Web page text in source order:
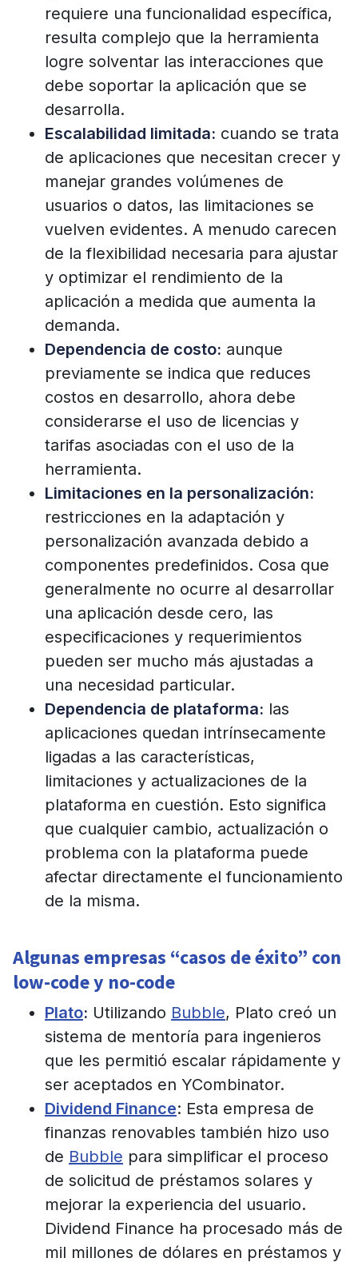
requiere una funcionalidad específica,
resulta complejo que la herramienta
logre solventar las interacciones que
debe soportar la aplicación que se
desarrolla.
Escalabilidad limitada: cuando se trata
de aplicaciones que necesitan crecer y
manejar grandes volúmenes de
usuarios o datos, las limitaciones se
vuelven evidentes. A menudo carecen
de la flexibilidad necesaria para ajustar
y optimizar el rendimiento de la
aplicación a medida que aumenta la
demanda.
Dependencia de costo: aunque
previamente se indica que reduces
costos en desarrollo, ahora debe
considerarse el uso de licencias y
tarifas asociadas con el uso de la
herramienta.
Limitaciones en la personalización:
restricciones en la adaptación y
personalización avanzada debido a
componentes predefinidos. Cosa que
generalmente no ocurre al desarrollar
una aplicación desde cero, las
especificaciones y requerimientos
pueden ser mucho más ajustadas a
una necesidad particular.
Dependencia de plataforma: las
aplicaciones quedan intrínsecamente
ligadas a las características,
limitaciones y actualizaciones de la
plataforma en cuestión. Esto significa
que cualquier cambio, actualización o
problema con la plataforma puede
afectar directamente el funcionamiento
de la misma.
Algunas empresas “casos de éxito” con
low-code y no-code
Plato: Utilizando Bubble, Plato creó un
sistema de mentoría para ingenieros
que les permitió escalar rápidamente y
ser aceptados en YCombinator.
Dividend Finance: Esta empresa de
finanzas renovables también hizo uso
de Bubble para simplificar el proceso
de solicitud de préstamos solares y
mejorar la experiencia del usuario.
Dividend Finance ha procesado más de
mil millones de dólares en préstamos y